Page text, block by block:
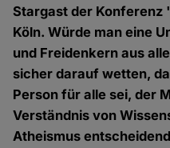
Stargast der Konferenz
Köln. Würde man eine
und Freidenkern aus
sicher darauf wetten,
Person für alle sei, der
Verständnis von
Atheismus